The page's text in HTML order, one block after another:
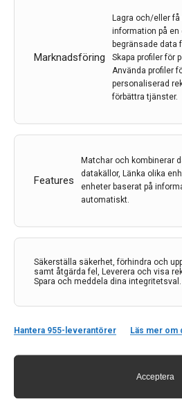
Marknadsföring
Lagra och/eller få
information på en
begränsade data
Skapa profiler för
Använda profiler
personaliserad
förbättra tjänster.
Features
Matchar och kombinerar
datakällor, Länka olika
enheter baserat på
automatiskt.
Säkerställa säkerhet, förhindra och
samt åtgärda fel, Leverera och visa
Spara och meddela dina integritetsval.
Hantera 955-leverantörer Läs mer om
Acceptera
Forskare har löst gåta om
Inom medicinsk forskning görs
med att kartlägga genomet för